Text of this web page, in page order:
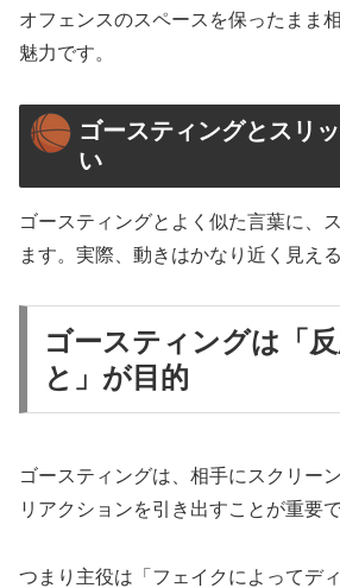
オフェンスのスペースを保ったまま
魅力です。
ゴースティングとスリ
い
ゴースティングとよく似た言葉に、
ます。実際、動きはかなり近く見え
ゴースティングは「
と」が目的
ゴースティングは、相手にスクリー
リアクションを引き出すことが重要で
つまり主役は「フェイクによってデ